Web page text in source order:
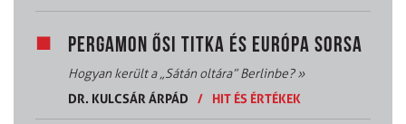
PERGAMON ŐSI TITKA ÉS EURÓPA SORSA
Hogyan került a „Sátán oltára” Berlinbe?»
DR. KULCSÁR ÁRPÁD
/ HIT ÉS ÉRTÉKEK